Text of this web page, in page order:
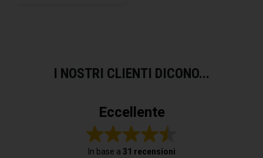
I NOSTRI CLIENTI DICONO...
Eccellente
In base a 31 recensioni